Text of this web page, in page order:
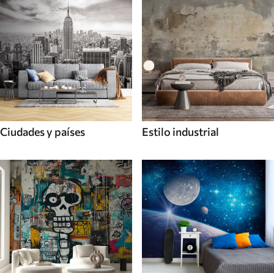
Ciudades y países Estilo industrial